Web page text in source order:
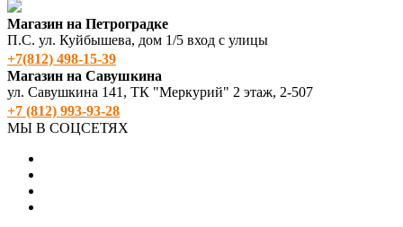
Магазин на Петроградке
П.С. ул. Куйбышева, дом 1/5 вход с улицы
+7(812) 498‑15-39
Магазин на Савушкина
ул. Савушкина 141, ТК "Меркурий" 2 этаж, 2-507
+7 (812) 993-93-28
МЫ В СОЦСЕТЯХ